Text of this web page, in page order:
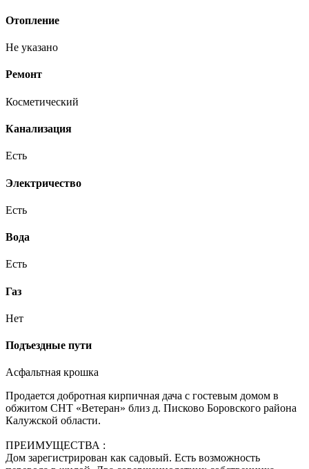
Отопление
Не указано
Ремонт
Косметический
Канализация
Есть
Электричество
Есть
Вода
Есть
Газ
Нет
Подъездные пути
Асфальтная крошка
Продается добротная кирпичная дача с гостевым домом в
обжитом СНТ «Ветеран» близ д. Писково Боровского района
Калужской области.
ПРЕИМУЩЕСТВА :
Дом зарегистрирован как садовый. Есть возможность